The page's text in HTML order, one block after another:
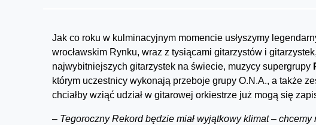
Jak co roku w kulminacyjnym momencie usłyszymy
wrocławskim Rynku, wraz z tysiącami gitarzystów i
najwybitniejszych gitarzystek na świecie, muzycy supergrupy
którym uczestnicy wykonają przeboje grupy O.N.A., a także
chciałby wziąć udział w gitarowej orkiestrze już mogą się
– Tegoroczny Rekord będzie miał wyjątkowy klimat –